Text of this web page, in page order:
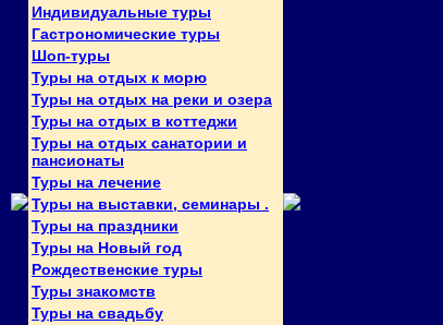
Индивидуальные туры
Гастрономические туры
Шоп-туры
Туры на отдых к морю
Туры на отдых на реки и озера
Туры на отдых в коттеджи
Туры на отдых санатории и
пансионаты
Туры на лечение
Туры на выставки, семинары .
Туры на праздники
Туры на Новый год
Рождественские туры
Туры знакомств
Туры на свадьбу